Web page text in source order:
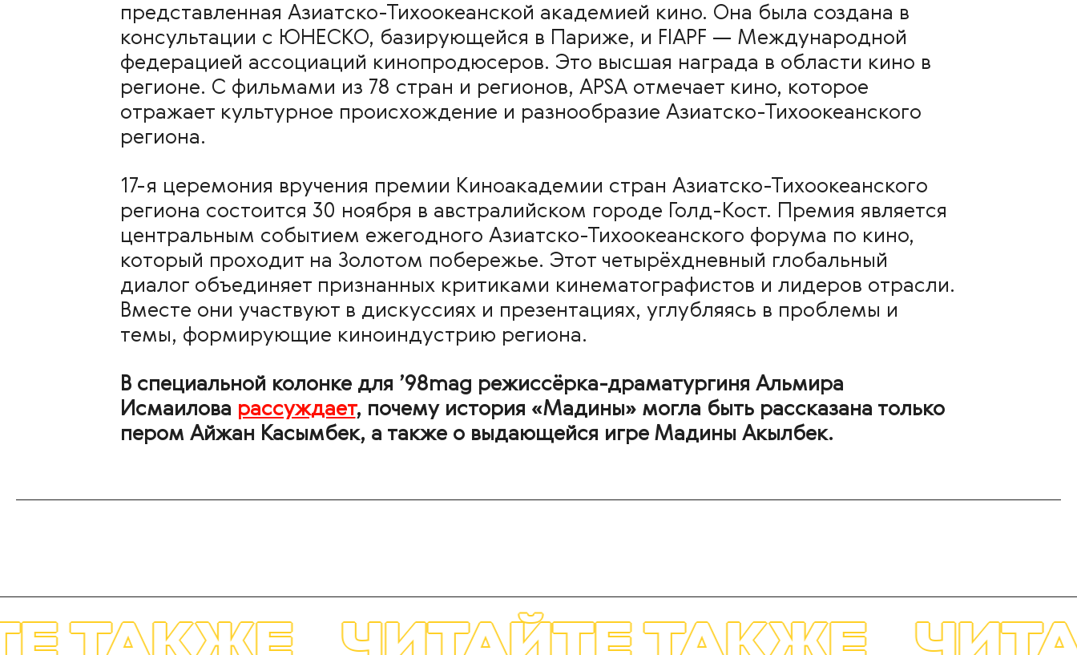
представленная Азиатско-Тихоокеанской академией кино. Она была создана в
консультации с ЮНЕСКО, базирующейся в Париже, и FIAPF — Международной
федерацией ассоциаций кинопродюсеров. Это высшая награда в области кино в
регионе. С фильмами из 78 стран и регионов, APSA отмечает кино, которое
отражает культурное происхождение и разнообразие Азиатско-Тихоокеанского
региона.
17-я церемония вручения премии Киноакадемии стран Азиатско-Тихоокеанского
региона состоится 30 ноября в австралийском городе Голд-Кост. Премия является
центральным событием ежегодного Азиатско-Тихоокеанского форума по кино,
который проходит на Золотом побережье. Этот четырёхдневный глобальный
диалог объединяет признанных критиками кинематографистов и лидеров отрасли.
Вместе они участвуют в дискуссиях и презентациях, углубляясь в проблемы и
темы, формирующие киноиндустрию региона.
В специальной колонке для ’98mag режиссёрка-драматургиня Альмира
Исмаилова рассуждает, почему история «Мадины» могла быть рассказана только
пером Айжан Касымбек, а также о выдающейся игре Мадины Акылбек.